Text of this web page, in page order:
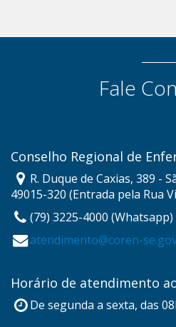
Fale
Conselho Regional de
R. Duque de Caxias, 389 -
49015-320 (Entrada pela Rua
(79) 3225-4000 (Whatsapp)
atendimento@coren-
Horário de atendimento
De segunda a sexta, das